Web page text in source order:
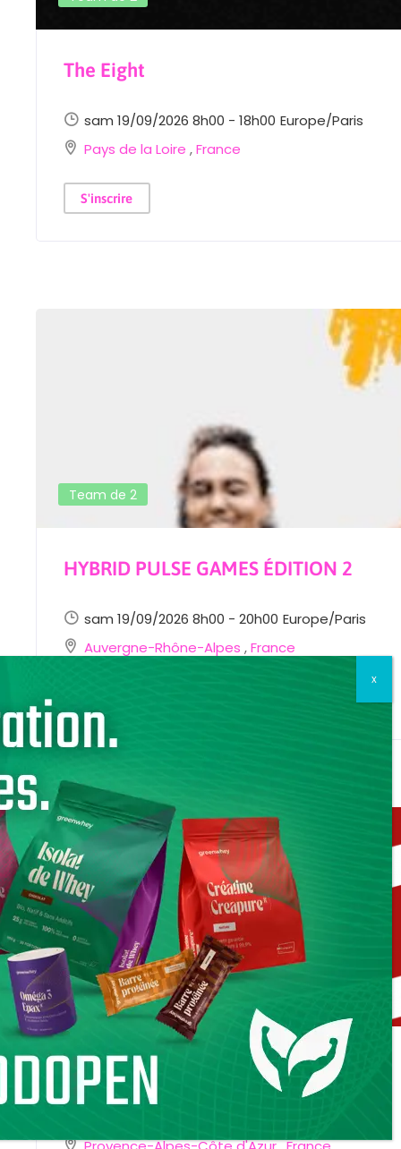
The Eight
sam 19/09/2026 8h00 - 18h00 Europe/Paris
Pays de la Loire ,France
S'inscrire
Team de 2
HYBRID PULSE GAMES ÉDITION 2
sam 19/09/2026 8h00 - 20h00 Europe/Paris
Auvergne-Rhône-Alpes ,France
Individuel Team de 2
SKILLROX – HYBRID RACE